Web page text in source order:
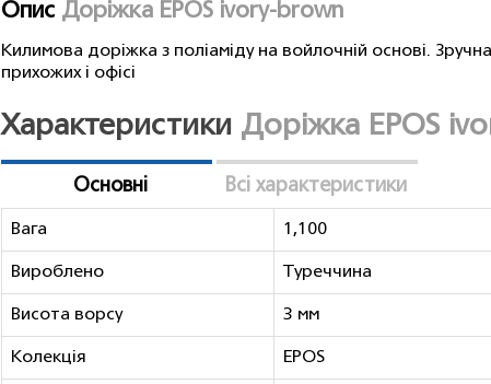
Опис Доріжка EPOS ivory-brown
Килимова доріжка з поліаміду на войлочнiй основі.
прихожих і офісі
Характеристики Доріжка EPOS
Основні Всі характеристики
Вага 1,100
Вироблено Туреччина
Висота ворсу 3 мм
Колекція EPOS